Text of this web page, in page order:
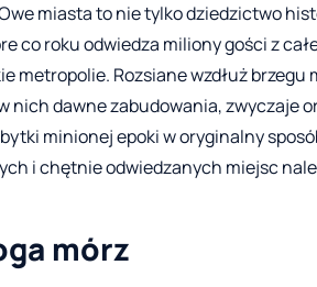
miasta to nie tylko dziedzictwo
co roku odwiedza miliony gości z
metropolie. Rozsiane wzdłuż brzegu
nich dawne zabudowania, zwyczaje
minionej epoki w oryginalny
i chętnie odwiedzanych miejsc
mórz